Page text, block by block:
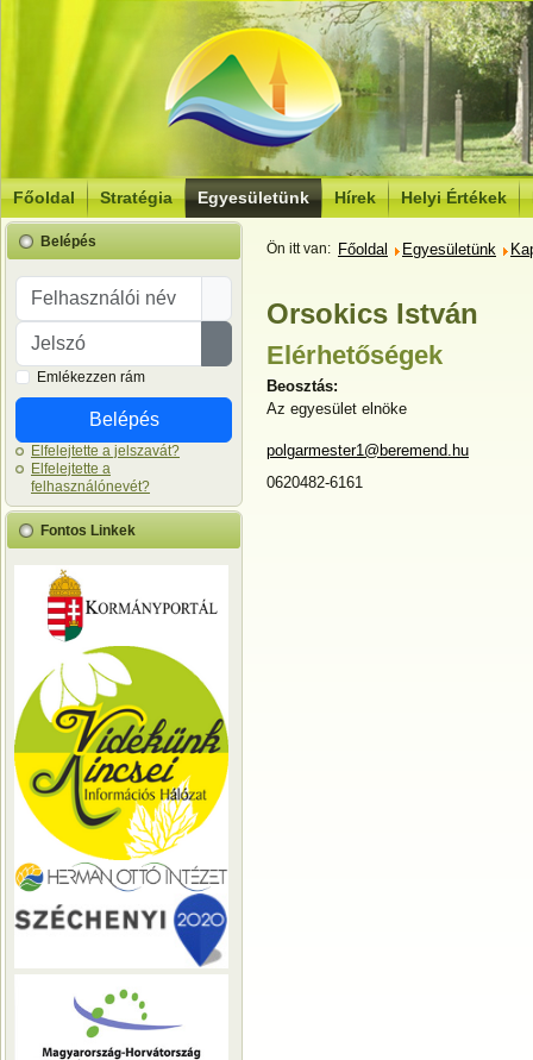
Főoldal Stratégia Egyesületünk Hírek Helyi Értékek
Belépés
Felhasználói név
Jelszó
Jelszó megjelenítése
Emlékezzen rám
Belépés
Elfelejtette a jelszavát?
Elfelejtette a
felhasználónevét?
Fontos Linkek
Ön itt van: Főoldal Egyesületünk
Orsokics István
Elérhetőségek
Beosztás:
Az egyesület elnöke
E-mail:
polgarmester1@beremend.hu
Mobiltelefon:
0620482-6161